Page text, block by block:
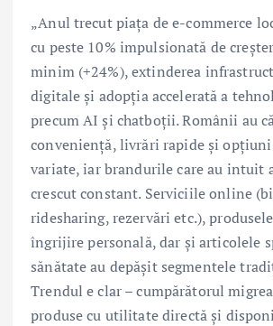
„Anul trecut piața de e-commerce
cu peste 10% impulsionată de
minim (+24%), extinderea
digitale și adopția accelerată a
precum AI și chatboții. Românii au
conveniență, livrări rapide și
variate, iar brandurile care au intuit
crescut constant. Serviciile online
ridesharing, rezervări etc.),
îngrijire personală, dar și articolele
sănătate au depășit segmentele
Trendul e clar – cumpărătorul
produse cu utilitate directă și